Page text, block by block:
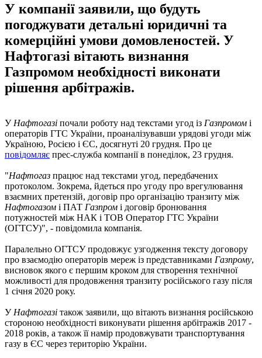
У компанії заявили, що будуть
погоджувати детальні юридичні та
комерційні умови домовленостей. У
Нафтогазі вітають визнання
Газпромом необхідності виконати
рішення арбітражів.
У Нафтогазі почали роботу над текстами угод із Газпромом і
операторів ГТС України, проаналізувавши урядові угоди між
Україною, Росією і ЄС, досягнуті 20 грудня. Про це
повідомляє прес-служба компанії в понеділок, 23 грудня.
"Нафтогаз працює над текстами угод, передбачених
протоколом. Зокрема, йдеться про угоду про врегулювання
взаємних претензій, договір про організацію транзиту між
Нафтогазом і ПАТ Газпром і договір бронювання
потужностей між НАК і ТОВ Оператор ГТС України
(ОГТСУ)", - повідомила компанія.
Паралельно ОГТСУ продовжує узгодження тексту договору
про взаємодію операторів мереж із представниками Газпрому,
висновок якого є першим кроком для створення технічної
можливості для продовження транзиту російського газу після
1 січня 2020 року.
У Нафтогазі також заявили, що вітають визнання російською
стороною необхідності виконувати рішення арбітражів 2017 -
2018 років, а також її намір продовжувати транспортування
газу в ЄС через територію України.